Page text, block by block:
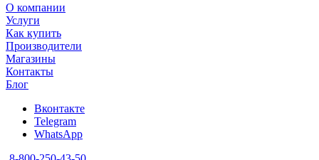
О компании
Услуги
Как купить
Производители
Магазины
Контакты
Блог
Вконтакте
Telegram
WhatsApp